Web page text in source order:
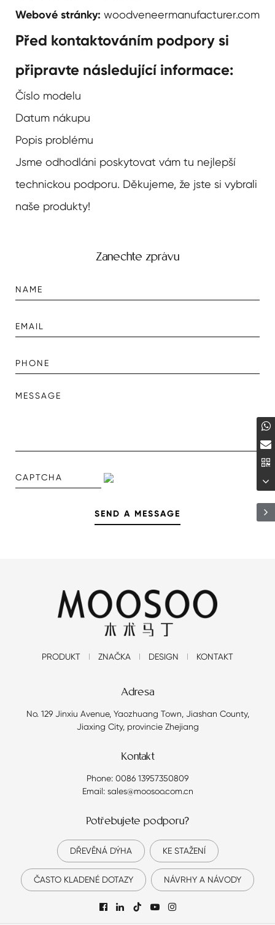
Webové stránky: woodveneermanufacturer.com
Před kontaktováním podpory si
připravte následující informace:
Číslo modelu
Datum nákupu
Popis problému
Jsme odhodláni poskytovat vám tu nejlepší
technickou podporu. Děkujeme, že jste si vybrali
naše produkty!
Zanechte zprávu
PRODUKT ZNAČKA DESIGN KONTAKT
Adresa
No. 129 Jinxiu Avenue, Yaozhuang Town, Jiashan County,
Jiaxing City, provincie Zhejiang
Kontakt
Phone: 0086 13957350809
Email: sales@moosoo.com.cn
Potřebujete podporu?
DŘEVĚNÁ DÝHA KE STAŽENÍ
ČASTO KLADENÉ DOTAZY NÁVRHY A NÁVODY
